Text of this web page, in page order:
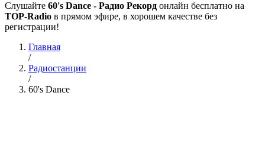
Cлушайте 60's Dance - Радио Рекорд онлайн бесплатно на
TOP-Radio в прямом эфире, в хорошем качестве без
регистрации!
Главная
/
Радиостанции
/
60's Dance